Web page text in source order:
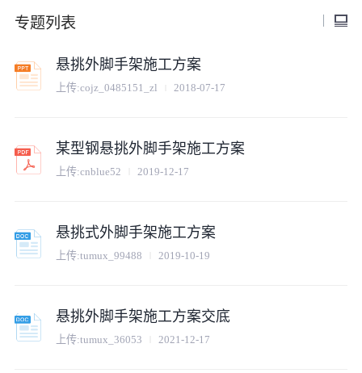
专题列表
悬挑外脚手架施工方案
上传:cojz_0485151_zl 2018-07-17
某型钢悬挑外脚手架施工方案
上传:cnblue52 2019-12-17
悬挑式外脚手架施工方案
上传:tumux_99488 2019-10-19
悬挑外脚手架施工方案交底
上传:tumux_36053 2021-12-17